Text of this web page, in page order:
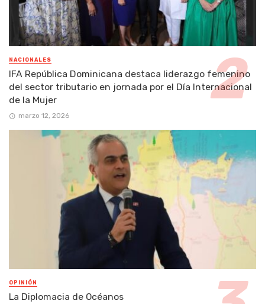
NACIONALES
IFA República Dominicana destaca liderazgo femenino
del sector tributario en jornada por el Día Internacional
de la Mujer
marzo 12, 2026
OPINIÓN
La Diplomacia de Océanos